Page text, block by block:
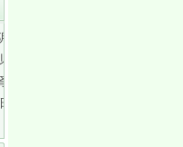
心经
阳三焦经
胆经